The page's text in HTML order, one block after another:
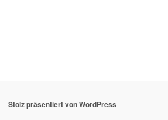
Stolz präsentiert von WordPress